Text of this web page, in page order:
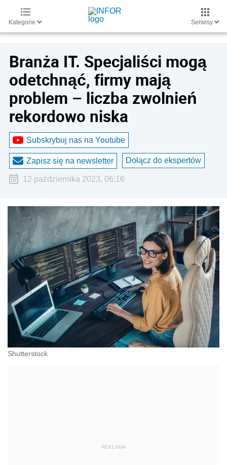
Kategorie Serwisy
Branża IT. Specjaliści mogą
odetchnąć, firmy mają
problem – liczba zwolnień
rekordowo niska
Subskrybuj nas na Youtube
Zapisz się na newsletter Dołącz do ekspertów
12 października 2023, 06:16
Shutterstock